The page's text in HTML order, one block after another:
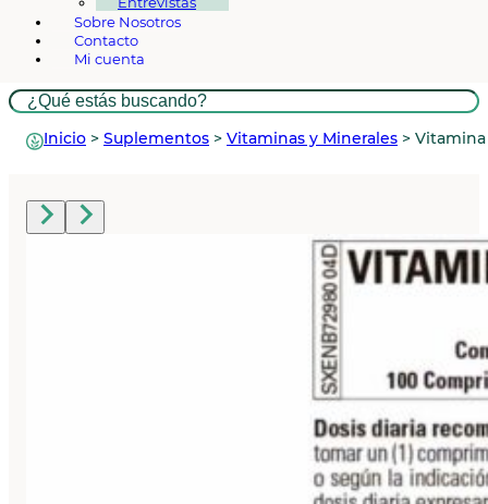
Sobre Nosotros
Contacto
Mi cuenta
Buscar
Inicio > Suplementos > Vitaminas y Minerales > Vitamina